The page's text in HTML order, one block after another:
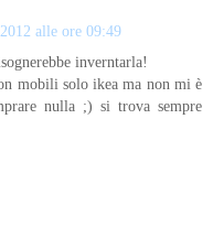
alle ore 09:49
inverntarla!
mobili solo ikea ma non mi è
nulla ;) si trova sempre